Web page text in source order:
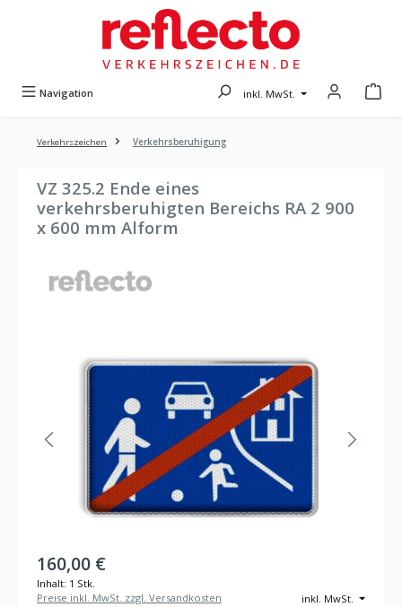
Navigation inkl. MwSt.
Verkehrszeichen Verkehrsberuhigung
VZ 325.2 Ende eines
verkehrsberuhigten Bereichs RA 2 900
x 600 mm Alform
160,00 €
Inhalt: 1 Stk.
inkl. MwSt.
Preise inkl. MwSt. zzgl. Versandkosten